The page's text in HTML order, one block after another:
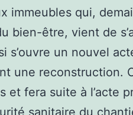
immeubles qui,
bien-être, vient de
s’ouvre un nouvel
une reconstruction.
et fera suite à l’acte
sanitaire du